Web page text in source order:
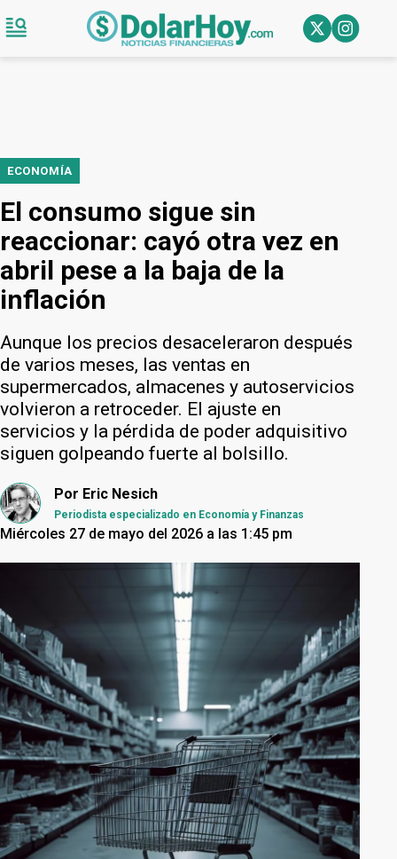
ECONOMÍA
El consumo sigue sin
reaccionar: cayó otra vez en
abril pese a la baja de la
inflación
Aunque los precios desaceleraron después
de varios meses, las ventas en
supermercados, almacenes y autoservicios
volvieron a retroceder. El ajuste en
servicios y la pérdida de poder adquisitivo
siguen golpeando fuerte al bolsillo.
Por Eric Nesich
Periodista especializado en Economía y Finanzas
Miércoles 27 de mayo del 2026 a las 1:45 pm